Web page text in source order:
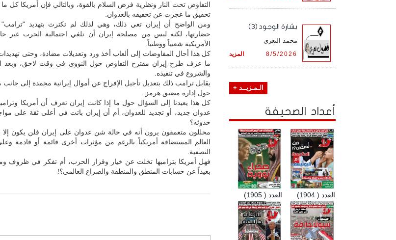
التفاوض تحت النار ونظرية فرض السلام بالقوة، وبالتالي فإن أمريكا كل
تحقيق ما عجزت عن تحقيقه بالعدوان.
ومن الواضح أن إيران تعي ذلك، وهي لذلك لم تكترث بتهديد "ترامب"
حضارتها، لكنه ليس من مصلحة إيران أن تلغي احتمالية الحرب غير
الأمريكية شعبياً ووطنياً.
كل هذا أحال المفاوضات إلى ألعاب أخذ ورد وتعديلات مضادة، وحتى
ما عرف طرح إيران مقترح التفاوض حول النووي في وقت لاحق، وبعد
والشروع في تنفيذه.
يقابل ترامب ذلك بتعديل تأجيل الإفراج عن أموال إيرانية مجمدة إلى جانب
حول إدارة مضيق هرمز.
كل هذا يعيدنا إلى السؤال حول ما إذا كانت إيران تعرف أن أمريكا
عدوان جديد، أو تجديد للعدوان، أم أن إيران باتت في أعلى ثقة على
حدوثه؟
محللون متعمقون يرون أنه في حالة شن عدوان على إيران فلن يكون إلا
العالم المستضافة أمريكياً بالرغم من مؤثرات أخرى قائمة أو قادمة
النصفية.
فهل أمريكا بترامبها تخلت عن خيار وقرار الحرب، أم تفكر في ظروف
بعيداً عن حسابات المنطق والمنطقة والصراع العالمي؟!
بشارة الوجود (3)
محمد التعزي
المزيد 8/5/2026
الـمـزيــد +
أعداد الصحيفة
العدد ( 1905) العدد ( 1904)